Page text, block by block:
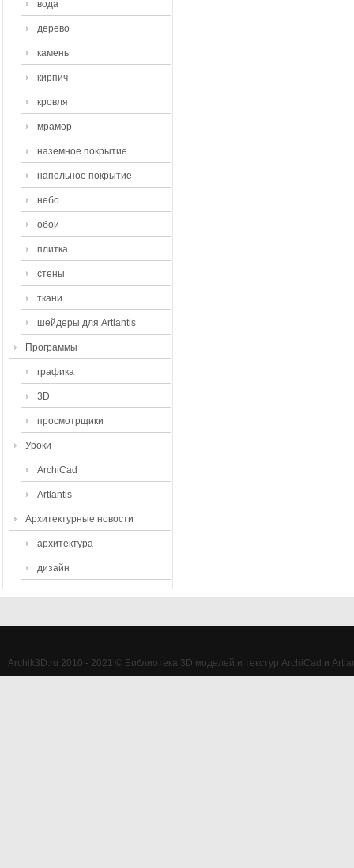
вода
дерево
камень
кирпич
кровля
мрамор
наземное покрытие
напольное покрытие
небо
обои
плитка
стены
ткани
шейдеры для Artlantis
Программы
графика
3D
просмотрщики
Уроки
ArchiCad
Artlantis
Архитектурные новости
архитектура
дизайн
Archik3D.ru 2010 - 2021 © Библиотека 3D моделей и текстур ArchiCad и